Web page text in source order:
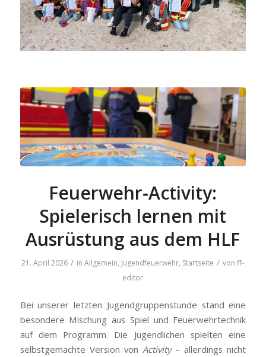
Feuerwehr‑Activity:
Spielerisch lernen mit
Ausrüstung aus dem HLF
21. April 2026 / inAllgemein, Jugendfeuerwehr, Startseite / vonff-
editor
Bei unserer letzten Jugendgruppenstunde stand eine
besondere Mischung aus Spiel und Feuerwehrtechnik
auf dem Programm. Die Jugendlichen spielten eine
selbstgemachte Version von Activity– allerdings nicht